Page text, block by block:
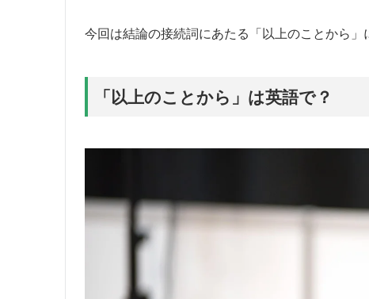
今回は結論の接続詞にあたる「以上のことから」
「以上のことから」は英語で？